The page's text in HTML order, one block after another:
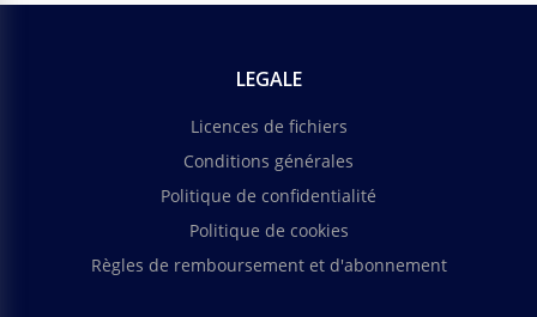
LEGALE
Licences de fichiers
Conditions générales
Politique de confidentialité
Politique de cookies
Règles de remboursement et d'abonnement